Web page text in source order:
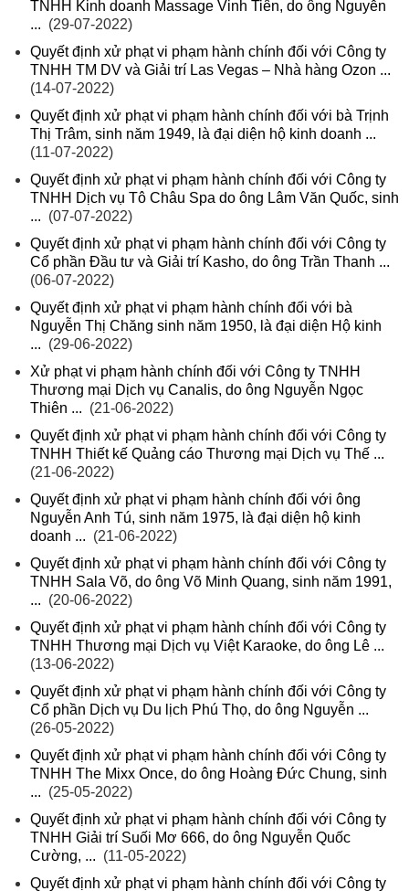
TNHH Kinh doanh Massage Vinh Tiên, do ông Nguyễn
... (29-07-2022)
Quyết định xử phạt vi phạm hành chính đối với Công ty
TNHH TM DV và Giải trí Las Vegas – Nhà hàng Ozon ...
(14-07-2022)
Quyết định xử phạt vi phạm hành chính đối với bà Trịnh
Thị Trâm, sinh năm 1949, là đại diện hộ kinh doanh ...
(11-07-2022)
Quyết định xử phạt vi phạm hành chính đối với Công ty
TNHH Dịch vụ Tô Châu Spa do ông Lâm Văn Quốc, sinh
... (07-07-2022)
Quyết định xử phạt vi phạm hành chính đối với Công ty
Cổ phần Đầu tư và Giải trí Kasho, do ông Trần Thanh ...
(06-07-2022)
Quyết định xử phạt vi phạm hành chính đối với bà
Nguyễn Thị Chăng sinh năm 1950, là đại diện Hộ kinh
... (29-06-2022)
Xử phạt vi phạm hành chính đối với Công ty TNHH
Thương mại Dịch vụ Canalis, do ông Nguyễn Ngọc
Thiên ... (21-06-2022)
Quyết định xử phạt vi phạm hành chính đối với Công ty
TNHH Thiết kế Quảng cáo Thương mại Dịch vụ Thế ...
(21-06-2022)
Quyết định xử phạt vi phạm hành chính đối với ông
Nguyễn Anh Tú, sinh năm 1975, là đại diện hộ kinh
doanh ... (21-06-2022)
Quyết định xử phạt vi phạm hành chính đối với Công ty
TNHH Sala Võ, do ông Võ Minh Quang, sinh năm 1991,
... (20-06-2022)
Quyết định xử phạt vi phạm hành chính đối với Công ty
TNHH Thương mại Dịch vụ Việt Karaoke, do ông Lê ...
(13-06-2022)
Quyết định xử phạt vi phạm hành chính đối với Công ty
Cổ phần Dịch vụ Du lịch Phú Thọ, do ông Nguyễn ...
(26-05-2022)
Quyết định xử phạt vi phạm hành chính đối với Công ty
TNHH The Mixx Once, do ông Hoàng Đức Chung, sinh
... (25-05-2022)
Quyết định xử phạt vi phạm hành chính đối với Công ty
TNHH Giải trí Suối Mơ 666, do ông Nguyễn Quốc
Cường, ... (11-05-2022)
Quyết định xử phạt vi phạm hành chính đối với Công ty